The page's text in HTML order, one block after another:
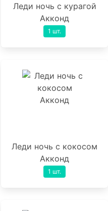
Леди ночь с курагой
Акконд
1 шт.
Леди ночь с кокосом
Акконд
1 шт.